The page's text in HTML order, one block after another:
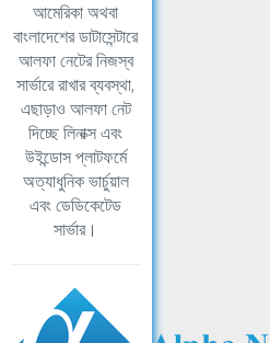
আমেরিকা অথবা
বাংলাদেশের ডাটাসেন্টারে
আলফা নেটের নিজস্ব
সার্ভারে রাখার ব্যবস্থা,
এছাড়াও আলফা নেট
দিচ্ছে লিনাক্স এবং
উইন্ডোস প্লাটফর্মে
অত্যাধুনিক ভার্চুয়াল
এবং ডেডিকেটেড
সার্ভার।